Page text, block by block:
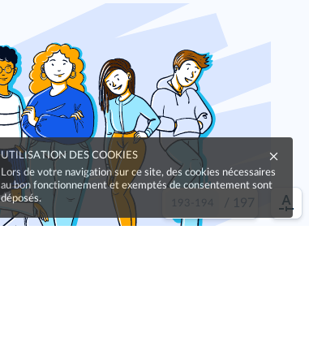
/ 197
UTILISATION DES COOKIES
Lors de votre navigation sur ce site, des cookies nécessaires
au bon fonctionnement et exemptés de consentement sont
déposés.